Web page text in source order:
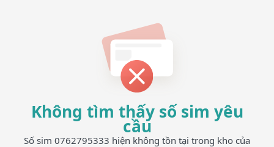
Không tìm thấy số sim yêu
cầu
Số sim 0762795333 hiện không tồn tại trong kho của